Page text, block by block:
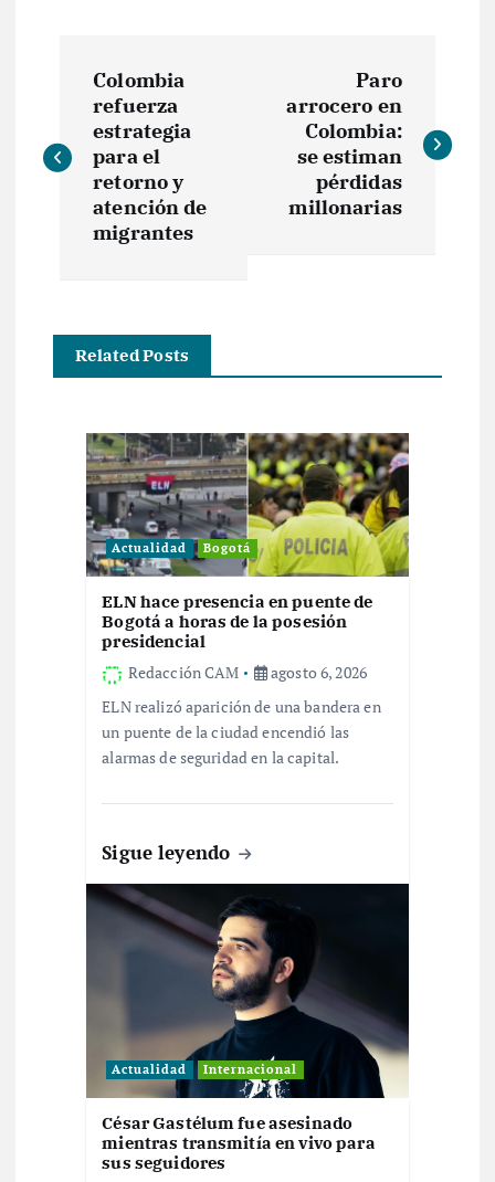
v
a
c
Colombia
refuerza
estrategia
para el
retorno y
atención de
migrantes
Paro
arrocero en
Colombia:
se estiman
pérdidas
millonarias
Related Posts
Actualidad Bogotá
ELN hace presencia en puente de
Bogotá a horas de la posesión
presidencial
Redacción CAM
agosto 6, 2026
ELN realizó aparición de una bandera en
un puente de la ciudad encendió las
alarmas de seguridad en la capital.
Sigue leyendo
Actualidad Internacional
César Gastélum fue asesinado
mientras transmitía en vivo para
sus seguidores